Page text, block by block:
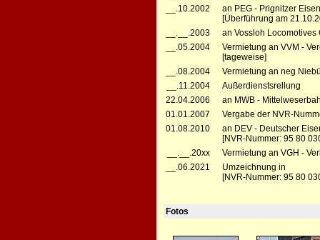
__.10.2002
an PEG - Prignitzer
[Überführung am
__.__.2003
an Vossloh Locomotives
__.05.2004
Vermietung an VVM -
[tageweise]
__.08.2004
Vermietung an neg
__.11.2004
Außerdienstsrellung
22.04.2006
an MWB -
01.01.2007
Vergabe der NVR-
01.08.2010
an DEV - Deutscher
[NVR-Nummer: 95 80
__.__.20xx
Vermietung an VGH -
__.06.2021
Umzeichnung in
[NVR-Nummer: 95 80
Fotos